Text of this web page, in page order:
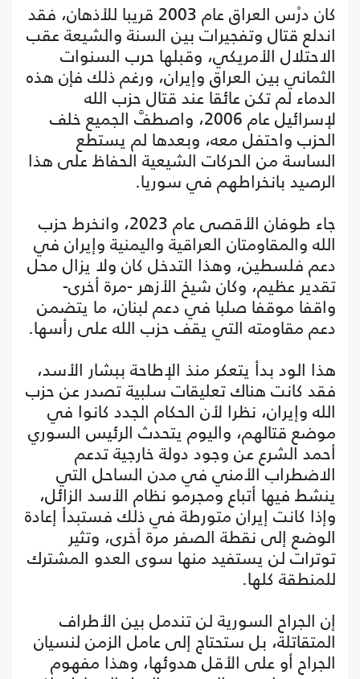
كان درْس العراق عام 2003 قريبا للأذهان، فقد
اندلع قتال وتفجيرات بين السنة والشيعة عقب
الاحتلال الأمريكي، وقبلها حرب السنوات
الثماني بين العراق وإيران، ورغم ذلك فإن هذه
الدماء لم تكن عائقا عند قتال حزب الله
لإسرائيل عام 2006، واصطفَّ الجميع خلف
الحزب واحتفل معه، وبعدها لم يستطع
الساسة من الحركات الشيعية الحفاظ على هذا
الرصيد بانخراطهم في سوريا.
جاء طوفان الأقصى عام 2023، وانخرط حزب
الله والمقاومتان العراقية واليمنية وإيران في
دعم فلسطين، وهذا التدخل كان ولا يزال محل
تقدير عظيم، وكان شيخ الأزهر -مرة أخرى-
واقفا موقفا صلبا في دعم لبنان، ما يتضمن
دعم مقاومته التي يقف حزب الله على رأسها.
هذا الود بدأ يتعكر منذ الإطاحة ببشار الأسد،
فقد كانت هناك تعليقات سلبية تصدر عن حزب
الله وإيران، نظرا لأن الحكام الجدد كانوا في
موضع قتالهم، واليوم يتحدث الرئيس السوري
أحمد الشرع عن وجود دولة خارجية تدعم
الاضطراب الأمني في مدن الساحل التي
ينشط فيها أتباع ومجرمو نظام الأسد الزائل،
وإذا كانت إيران متورطة في ذلك فستبدأ إعادة
الوضع إلى نقطة الصفر مرة أخرى، وتثير
توترات لن يستفيد منها سوى العدو المشترك
للمنطقة كلها.
إن الجراح السورية لن تندمل بين الأطراف
المتقاتلة، بل ستحتاج إلى عامل الزمن لنسيان
الجراح أو على الأقل هدوئها، وهذا مفهوم